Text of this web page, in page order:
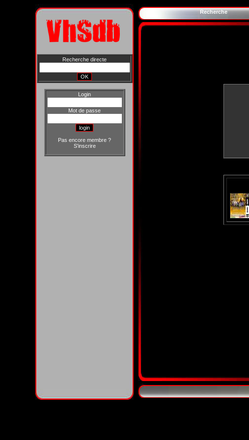
Recherche directe
Login
Mot de passe
Pas encore membre ?
S'inscrire
Recherche